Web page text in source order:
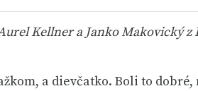
Kellner a Janko Makovický
a dievčatko. Boli to